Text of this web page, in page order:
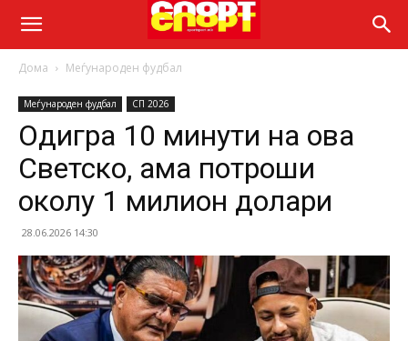
Дома Меѓународен фудбал
Меѓународен фудбал СП 2026
Одигра 10 минути на ова
Светско, ама потроши
околу 1 милион долари
28.06.2026 14:30